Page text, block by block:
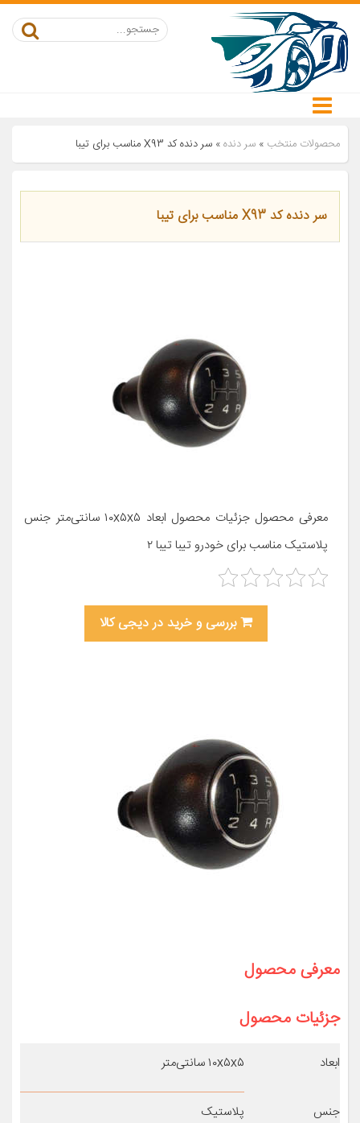
محصولات منتخب » سر دنده» سر دنده کد X93 مناسب برای تیبا
سر دنده کد X93 مناسب برای تیبا
معرفی محصول جزئیات محصول ابعاد ۱۰x۵x۵ سانتی‌متر جنس
پلاستیک مناسب برای خودرو تیبا تیبا ۲
بررسی و خرید در دیجی کالا
معرفی محصول
جزئیات محصول
ابعاد ۱۰x۵x۵ سانتی‌متر
جنس پلاستیک